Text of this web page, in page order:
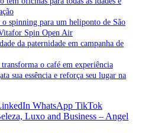
spinning para um heliponto de São
Spin Open Air
da paternidade em campanha de
o café em experiência
sua essência e reforça seu lugar na
WhatsApp TikTok